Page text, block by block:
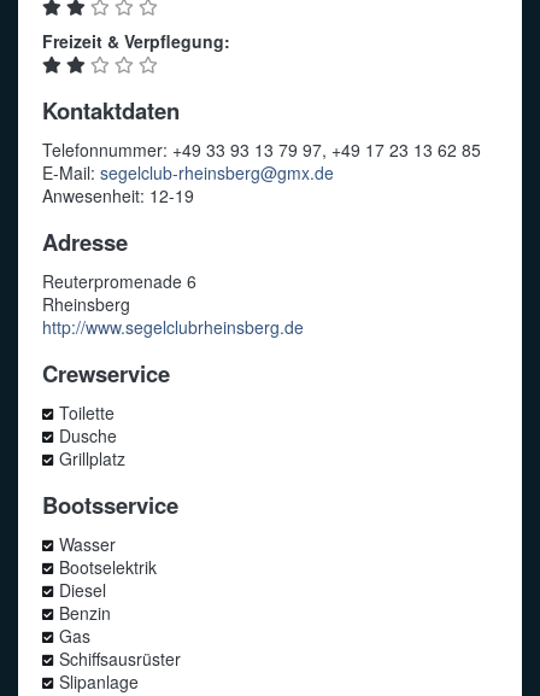
Freizeit & Verpflegung:
Kontaktdaten
Telefonnummer: +49 33 93 13 79 97, +49 17 23 13 62 85
E-Mail: segelclub-rheinsberg@gmx.de
Anwesenheit: 12-19
Adresse
Reuterpromenade 6
Rheinsberg
http://www.segelclubrheinsberg.de
Crewservice
Toilette
Dusche
Grillplatz
Bootsservice
Wasser
Bootselektrik
Diesel
Benzin
Gas
Schiffsausrüster
Slipanlage